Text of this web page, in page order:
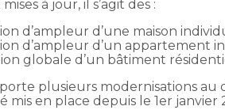
à jour, il s’agit des :
d’ampleur d’une maison
d’ampleur d’un appartement
globale d’un bâtiment
plusieurs modernisations
mis en place depuis le 1er janvier